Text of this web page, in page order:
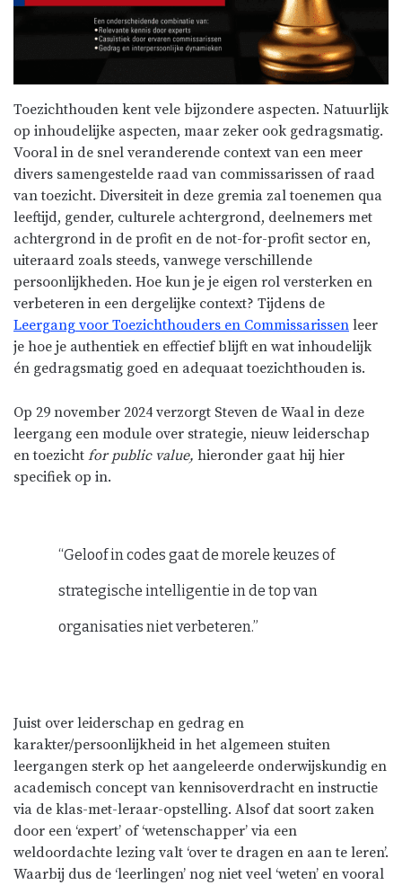
Toezichthouden kent vele bijzondere aspecten. Natuurlijk
op inhoudelijke aspecten, maar zeker ook gedragsmatig.
Vooral in de snel veranderende context van een meer
divers samengestelde raad van commissarissen of raad
van toezicht. Diversiteit in deze gremia zal toenemen qua
leeftijd, gender, culturele achtergrond, deelnemers met
achtergrond in de profit en de not-for-profit sector en,
uiteraard zoals steeds, vanwege verschillende
persoonlijkheden. Hoe kun je je eigen rol versterken en
verbeteren in een dergelijke context? Tijdens de
Leergang voor Toezichthouders en Commissarissen leer
je hoe je authentiek en effectief blijft en wat inhoudelijk
én gedragsmatig goed en adequaat toezichthouden is.
Op 29 november 2024 verzorgt Steven de Waal in deze
leergang een module over strategie, nieuw leiderschap
en toezicht for public value, hieronder gaat hij hier
specifiek op in.
“Geloof in codes gaat de morele keuzes of
strategische intelligentie in de top van
organisaties niet verbeteren.”
Juist over leiderschap en gedrag en
karakter/persoonlijkheid in het algemeen stuiten
leergangen sterk op het aangeleerde onderwijskundig en
academisch concept van kennisoverdracht en instructie
via de klas-met-leraar-opstelling. Alsof dat soort zaken
door een ‘expert’ of ‘wetenschapper’ via een
weldoordachte lezing valt ‘over te dragen en aan te leren’.
Waarbij dus de ‘leerlingen’ nog niet veel ‘weten’ en vooral